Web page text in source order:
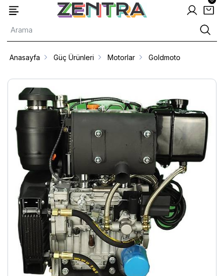
Anasayfa Güç Ürünleri Motorlar Goldmoto